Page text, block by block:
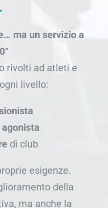
ma un servizio a
rivolti ad atleti e
livello:
agonista
di club
esigenze.
della
ma anche la